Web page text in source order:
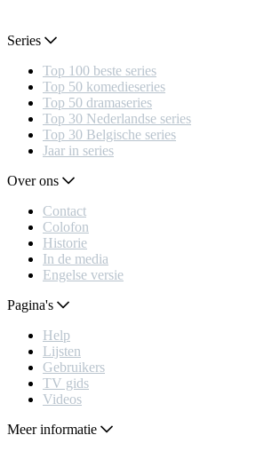
Series
Top 100 beste series
Top 50 komedieseries
Top 50 dramaseries
Top 30 Nederlandse series
Top 30 Belgische series
Jaar in series
Over ons
Contact
Colofon
Historie
In de media
Engelse versie
Pagina's
Help
Lijsten
Gebruikers
TV gids
Videos
Meer informatie